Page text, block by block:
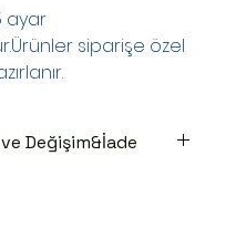
ayar
siparişe özel
Değişim&İade